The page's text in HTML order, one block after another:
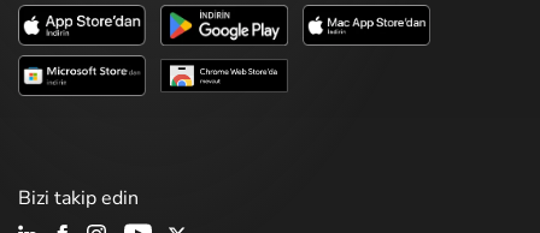
Bizi takip edin